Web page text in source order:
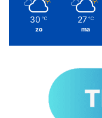
30 ℃
zo
27 ℃
ma